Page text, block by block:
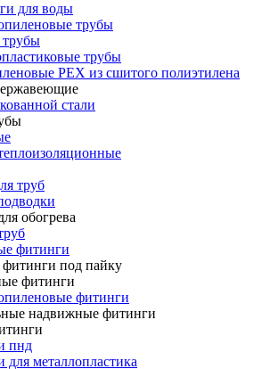
для воды
трубы
трубы
PEX из сшитого полиэтилена
стали
труб
обогрева
фитинги
под пайку
фитинги
фитинги
надвижные фитинги
пнд
металлопластика